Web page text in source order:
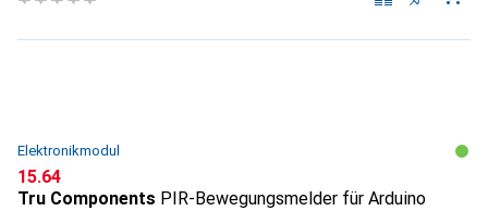
Elektronikmodul
CHF
15.64
Tru Components PIR-Bewegungsmelder für Arduino